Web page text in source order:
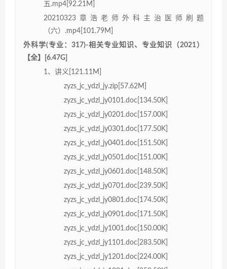
五.mp4[92.21M]
20210323章浩老师外科主治医师刷题
（六）.mp4[101.79M]
外科学(专业：317)-相关专业知识、专业知识（2021）
【全】[6.47G]
1、讲义[121.11M]
zyzs_jc_ydzl_jy.zip[57.62M]
zyzs_jc_ydzl_jy0101.doc[134.50K]
zyzs_jc_ydzl_jy0201.doc[157.00K]
zyzs_jc_ydzl_jy0301.doc[177.50K]
zyzs_jc_ydzl_jy0401.doc[151.50K]
zyzs_jc_ydzl_jy0501.doc[151.00K]
zyzs_jc_ydzl_jy0601.doc[148.50K]
zyzs_jc_ydzl_jy0701.doc[239.50K]
zyzs_jc_ydzl_jy0801.doc[174.50K]
zyzs_jc_ydzl_jy0901.doc[171.50K]
zyzs_jc_ydzl_jy1001.doc[150.00K]
zyzs_jc_ydzl_jy1101.doc[283.50K]
zyzs_jc_ydzl_jy1201.doc[224.00K]